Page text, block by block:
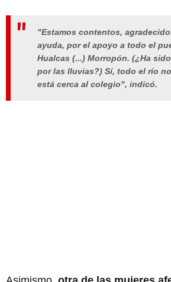
"Estamos contentos,
ayuda, por el apoyo a todo el
Hualcas (...) Morropón. (¿Ha
por las lluvias?) Sí, todo el río
está cerca al colegio", indicó.